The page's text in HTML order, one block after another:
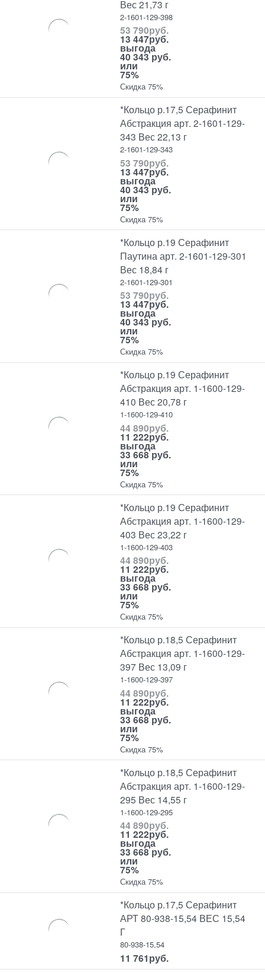
Вес 21,73 г
2-1601-129-398
53 790руб.
13 447руб.
выгода
40 343 руб.
или
75%
Скидка 75%
*Кольцо р.17,5 Серафинит
Абстракция арт. 2-1601-129-
343 Вес 22,13 г
2-1601-129-343
53 790руб.
13 447руб.
выгода
40 343 руб.
или
75%
Скидка 75%
*Кольцо р.19 Серафинит
Паутина арт. 2-1601-129-301
Вес 18,84 г
2-1601-129-301
53 790руб.
13 447руб.
выгода
40 343 руб.
или
75%
Скидка 75%
*Кольцо р.19 Серафинит
Абстракция арт. 1-1600-129-
410 Вес 20,78 г
1-1600-129-410
44 890руб.
11 222руб.
выгода
33 668 руб.
или
75%
Скидка 75%
*Кольцо р.19 Серафинит
Абстракция арт. 1-1600-129-
403 Вес 23,22 г
1-1600-129-403
44 890руб.
11 222руб.
выгода
33 668 руб.
или
75%
Скидка 75%
*Кольцо р.18,5 Серафинит
Абстракция арт. 1-1600-129-
397 Вес 13,09 г
1-1600-129-397
44 890руб.
11 222руб.
выгода
33 668 руб.
или
75%
Скидка 75%
*Кольцо р.18,5 Серафинит
Абстракция арт. 1-1600-129-
295 Вес 14,55 г
1-1600-129-295
44 890руб.
11 222руб.
выгода
33 668 руб.
или
75%
Скидка 75%
*Кольцо р.17,5 Серафинит
АРТ 80-938-15,54 ВЕС 15,54
Г
80-938-15,54
11 761руб.